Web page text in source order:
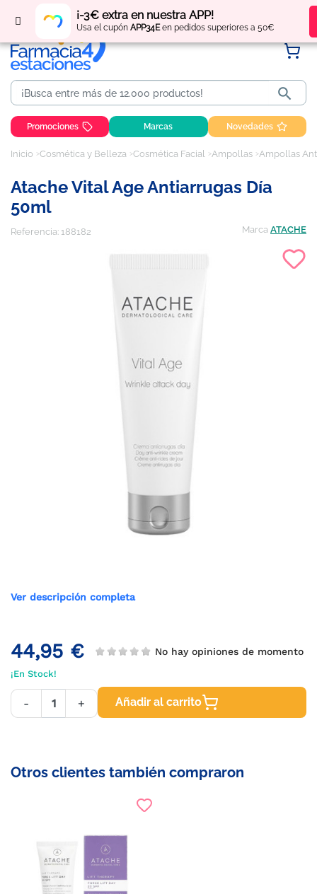
¡-3€ extra en nuestra APP!
Usa el cupón APP34Een pedidos superiores a 50€
Regístratey obtén puntos por tus compras

Promociones Marcas Novedades
Inicio Cosmética y Belleza Cosmética Facial Ampollas Ampollas
Atache Vital Age Antiarrugas Día
50ml
Referencia: 188182 Marca ATACHE
Ver descripción completa
44,95 € No hay opiniones de momento
¡En Stock!
- + Añadir al carrito
Otros clientes también compraron